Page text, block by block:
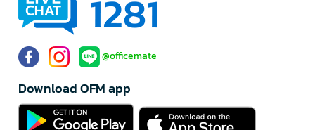
@officemate
Download OFM app